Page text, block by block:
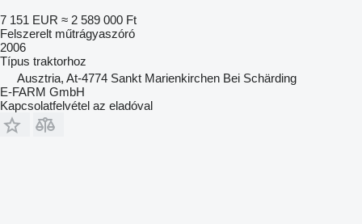
7 151 EUR ≈ 2 589 000 Ft
Felszerelt műtrágyaszóró
2006
Típus traktorhoz
Ausztria, At-4774 Sankt Marienkirchen Bei Schärding
E-FARM GmbH
Kapcsolatfelvétel az eladóval